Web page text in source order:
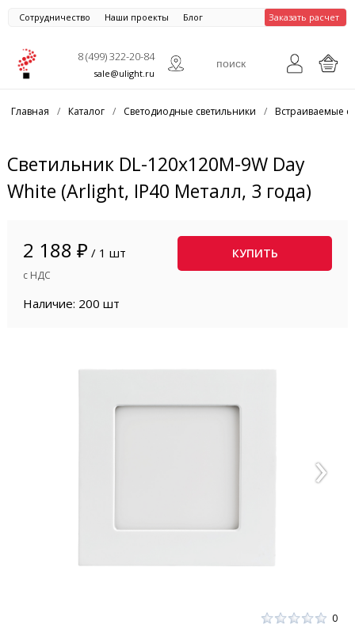
Сотрудничество Наши проекты Блог Заказать расчет
8 (499) 322-20-84
sale@ulight.ru
Главная / Каталог / Светодиодные светильники / Встраиваемые
Светильник DL-120x120M-9W Day
White (Arlight, IP40 Металл, 3 года)
2 188 ₽ / 1 шт
с НДС
КУПИТЬ
Наличие: 200 шт
0